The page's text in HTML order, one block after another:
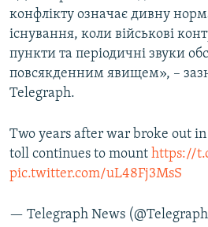
конфлікту означає дивну
існування, коли військові
пункти та періодичні звуки
повсякденним явищем», –
Telegraph.
Two years after war broke out
toll continues to mount https://
pic.twitter.com/uL48Fj3MsS
— Telegraph News